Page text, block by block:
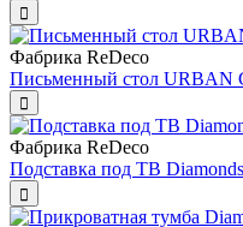
Фабрика ReDeco
Письменный стол URBAN
Фабрика ReDeco
Подставка под ТВ